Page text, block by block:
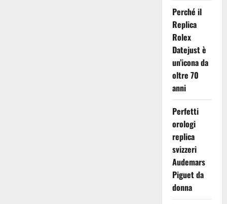
Perché il
Replica
Rolex
Datejust è
un’icona da
oltre 70
anni
Perfetti
orologi
replica
svizzeri
Audemars
Piguet da
donna